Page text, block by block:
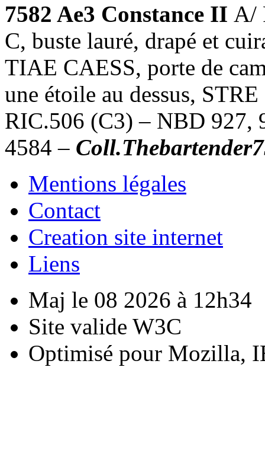
7582 Ae3 Constance II A/
C, buste lauré, drapé et
TIAE CAESS, porte de
une étoile au dessus,
RIC.506 (C3) – NBD 927,
4584 –
Mentions légales
Contact
Creation site internet
Liens
Maj le 08 2026 à 12h34
Site valide W3C
Optimisé pour Mozilla,